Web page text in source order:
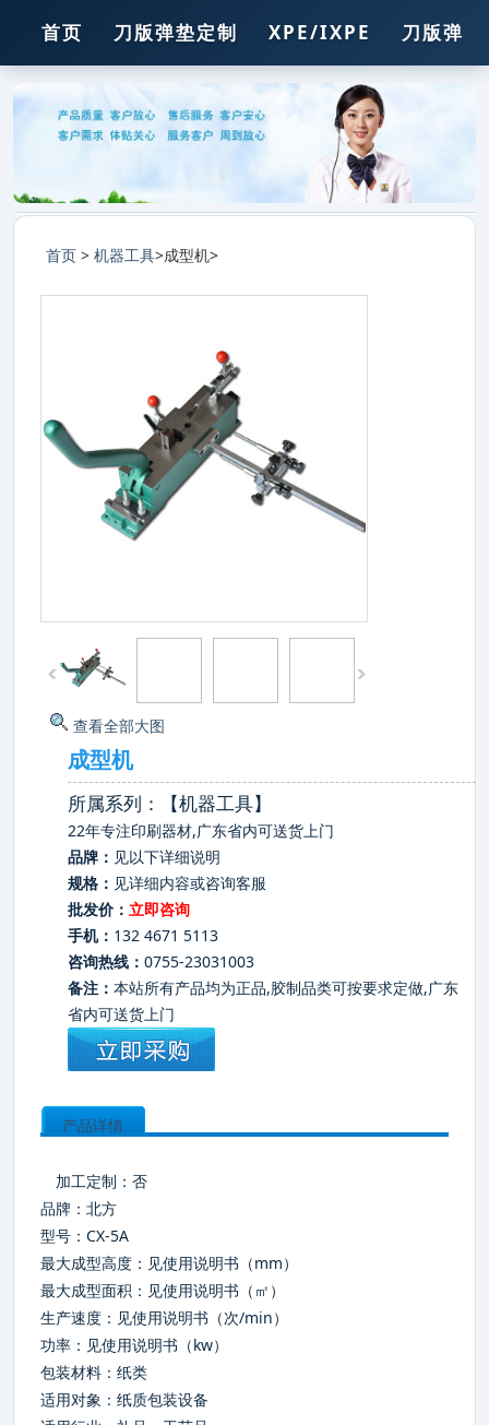
首页 刀版弹垫定制 XPE/IXPE 刀版弹垫
压痕线 钢孔
首页 > 机器工具>成型机>
查看全部大图
成型机
所属系列：【机器工具】
22年专注印刷器材,广东省内可送货上门
品牌： 见以下详细说明
规格： 见详细内容或咨询客服
批发价： 立即咨询
手机： 132 4671 5113
咨询热线： 0755-23031003
备注： 本站所有产品均为正品,胶制品类可按要求定做,广东
省内可送货上门
产品详情
加工定制：否
品牌：北方
型号：CX-5A
最大成型高度：见使用说明书（mm）
最大成型面积：见使用说明书（㎡）
生产速度：见使用说明书（次/min）
功率：见使用说明书（kw）
包装材料：纸类
适用对象：纸质包装设备